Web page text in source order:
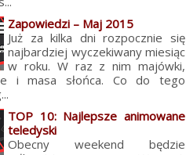
Zapowiedzi – Maj 2015
Już za kilka dni rozpocznie się
najbardziej wyczekiwany miesiąc
w roku. W raz z nim majówki,
i masa słońca. Co do tego
TOP 10: Najlepsze animowane
teledyski
Obecny weekend będzie